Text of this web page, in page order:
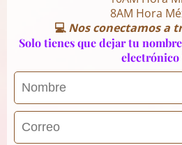
8AM Hora
💻Nos conectamos a
Solo tienes que dejar tu
electrónico